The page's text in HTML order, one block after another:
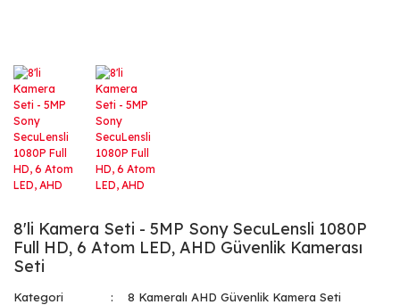
8'li Kamera Seti - 5MP Sony SecuLensli 1080P
Full HD, 6 Atom LED, AHD Güvenlik Kamerası
Seti
Kategori
8 Kameralı AHD Güvenlik Kamera Seti